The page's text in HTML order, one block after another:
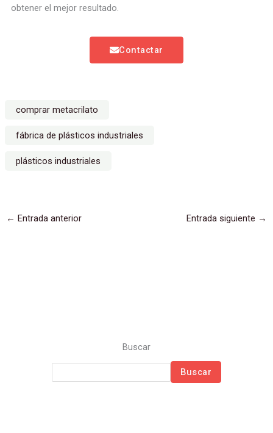
obtener el mejor resultado.
Contactar
comprar metacrilato
fábrica de plásticos industriales
plásticos industriales
← Entrada anterior Entrada siguiente →
Buscar
Buscar